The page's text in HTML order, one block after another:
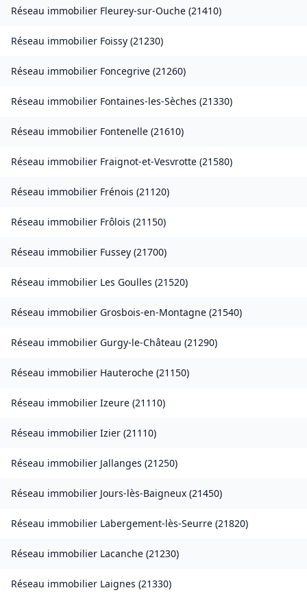
Réseau immobilier Fleurey-sur-Ouche (21410)
Réseau immobilier Foissy (21230)
Réseau immobilier Foncegrive (21260)
Réseau immobilier Fontaines-les-Sèches (21330)
Réseau immobilier Fontenelle (21610)
Réseau immobilier Fraignot-et-Vesvrotte (21580)
Réseau immobilier Frénois (21120)
Réseau immobilier Frôlois (21150)
Réseau immobilier Fussey (21700)
Réseau immobilier Les Goulles (21520)
Réseau immobilier Grosbois-en-Montagne (21540)
Réseau immobilier Gurgy-le-Château (21290)
Réseau immobilier Hauteroche (21150)
Réseau immobilier Izeure (21110)
Réseau immobilier Izier (21110)
Réseau immobilier Jallanges (21250)
Réseau immobilier Jours-lès-Baigneux (21450)
Réseau immobilier Labergement-lès-Seurre (21820)
Réseau immobilier Lacanche (21230)
Réseau immobilier Laignes (21330)